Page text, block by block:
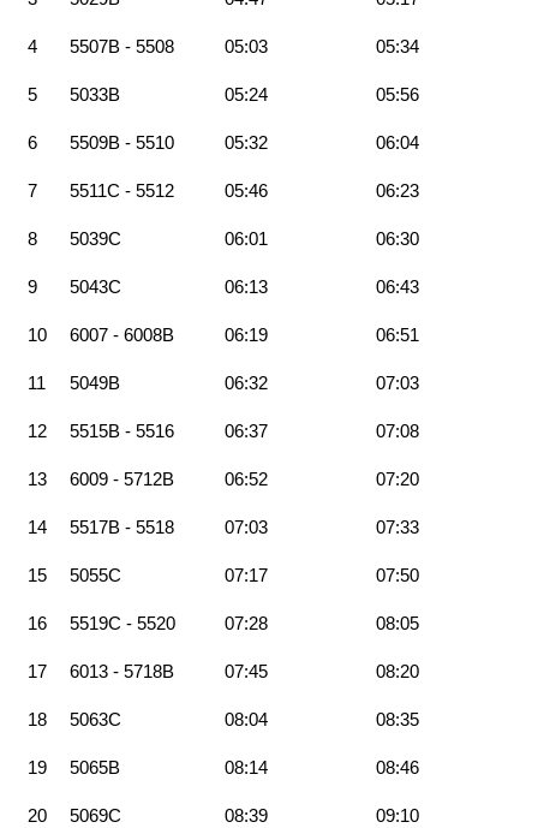
4 5507B - 5508 05:03 05:34
5 5033B 05:24 05:56
6 5509B - 5510 05:32 06:04
7 5511C - 5512 05:46 06:23
8 5039C 06:01 06:30
9 5043C 06:13 06:43
10 6007 - 6008B 06:19 06:51
11 5049B 06:32 07:03
12 5515B - 5516 06:37 07:08
13 6009 - 5712B 06:52 07:20
14 5517B - 5518 07:03 07:33
15 5055C 07:17 07:50
16 5519C - 5520 07:28 08:05
17 6013 - 5718B 07:45 08:20
18 5063C 08:04 08:35
19 5065B 08:14 08:46
20 5069C 08:39 09:10